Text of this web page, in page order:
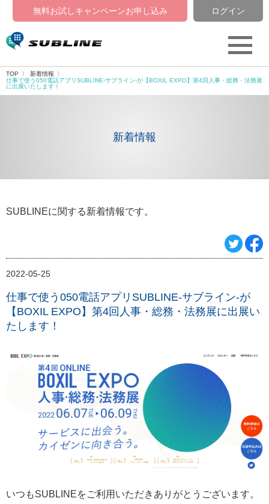
無料お試しキャンペーンお申し込み ログイン
TOP
新着情報
仕事で使う050電話アプリSUBLINE-サブライン-が【BOXIL EXPO】第4回人事・総務・法務展
に出展いたします！
新着情報
SUBLINEに関する新着情報です。
2022-05-25
仕事で使う050電話アプリSUBLINE-サブライン-が
【BOXIL EXPO】第4回人事・総務・法務展に出展い
たします！
いつもSUBLINEをご利用いただきありがとうございます。